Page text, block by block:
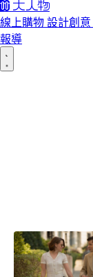
線上購物 設計創意
報導